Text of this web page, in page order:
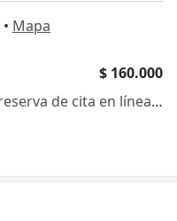
• Mapa
$ 160.000
Este especialista no ofrece reserva de cita en línea en esta dirección.